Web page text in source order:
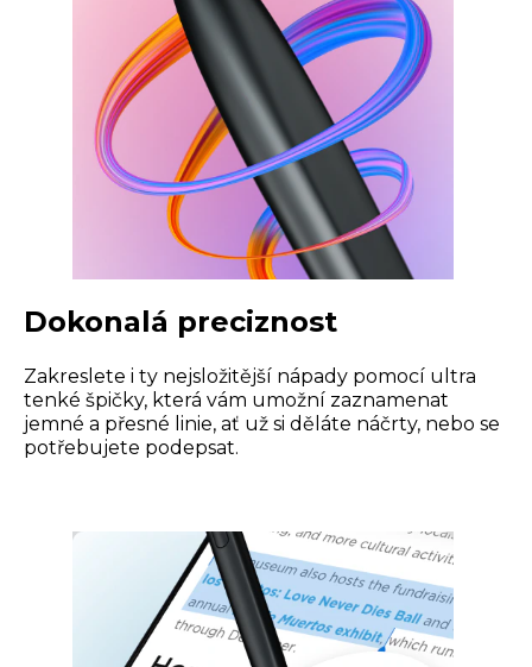
Dokonalá preciznost
Zakreslete i ty nejsložitější nápady pomocí ultra
tenké špičky, která vám umožní zaznamenat
jemné a přesné linie, ať už si děláte náčrty, nebo se
potřebujete podepsat.